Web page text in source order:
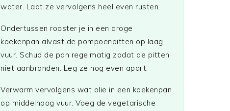
water. Laat ze vervolgens heel even rusten.
Ondertussen rooster je in een droge
koekenpan alvast de pompoenpitten op laag
vuur. Schud de pan regelmatig zodat de pitten
niet aanbranden. Leg ze nog even apart.
Verwarm vervolgens wat olie in een koekenpan
op middelhoog vuur. Voeg de vegetarische